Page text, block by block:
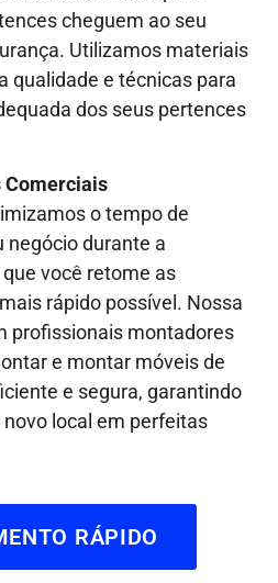
cheguem ao seu
Utilizamos materiais
qualidade e técnicas para
dos seus pertences
Comerciais
o tempo de
negócio durante a
você retome as
rápido possível. Nossa
profissionais montadores
e montar móveis de
e segura, garantindo
local em perfeitas
RÁPIDO